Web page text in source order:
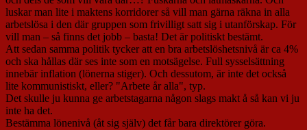
luskar man lite i maktens korridorer så vill man gärna räkna in alla
arbetslösa i den där gruppen som frivilligt satt sig i utanförskap. För
vill man – så finns det jobb – basta! Det är politiskt bestämt.
Att sedan samma politik tycker att en bra arbetslöshetsnivå är ca 4%
och ska hållas där ses inte som en motsägelse. Full sysselsättning
innebär inflation (lönerna stiger). Och dessutom, är inte det också
lite kommunistiskt, eller? "Arbete år alla", typ.
Det skulle ju kunna ge arbetstagarna någon slags makt å så kan vi ju
inte ha det.
Bestämma lönenivå (åt sig själv) det får bara direktörer göra.